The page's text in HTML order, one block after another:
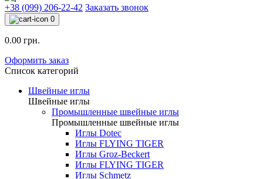
+38 (099) 206-22-42 Заказать звонок
0
0.00 грн.
Оформить заказ
Список категорий
Швейные иглы
Швейные иглы
Промышленные швейные иглы
Промышленные швейные иглы
Иглы Dotec
Иглы FLYING TIGER
Иглы Groz-Beckert
Иглы FLYING TIGER
Иглы Schmetz